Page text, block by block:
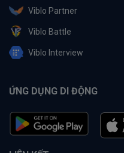
Viblo Partner
Viblo Battle
Viblo Interview
ỨNG DỤNG DI ĐỘNG